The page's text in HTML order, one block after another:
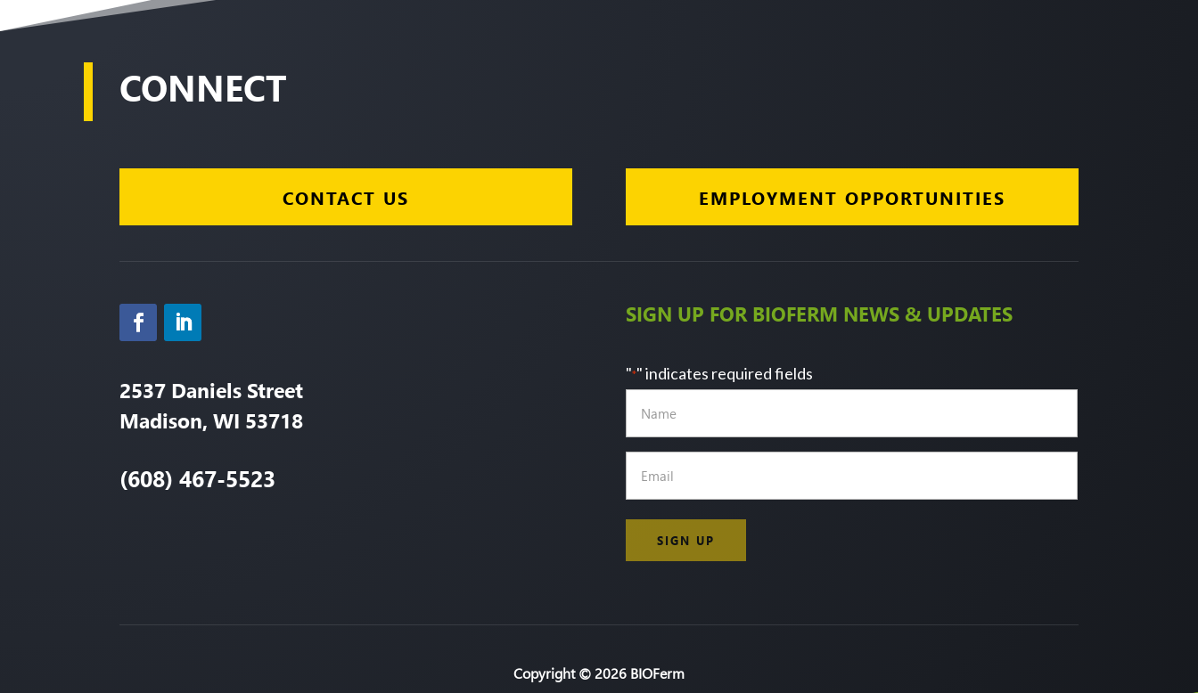
CONNECT
CONTACT US EMPLOYMENT OPPORTUNITIES
2537 Daniels Street
Madison, WI 53718
(608) 467-5523
SIGN UP FOR BIOFERM NEWS & UPDATES
"*" indicates required fields
Copyright © 2026 BIOFerm